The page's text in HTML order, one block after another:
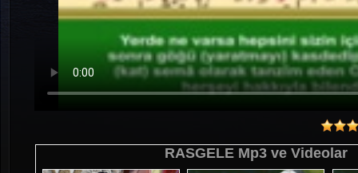
RASGELE Mp3 ve Videolar